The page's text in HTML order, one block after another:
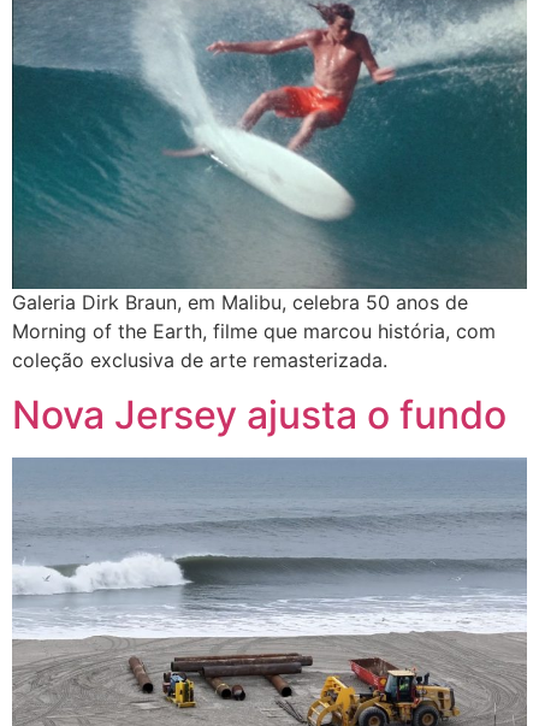
Galeria Dirk Braun, em Malibu, celebra 50 anos de
Morning of the Earth, filme que marcou história, com
coleção exclusiva de arte remasterizada.
Nova Jersey ajusta o fundo